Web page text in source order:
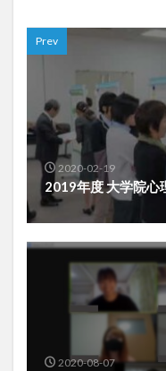
Prev
2020-02-19
2019年度 大学院
2020-08-07